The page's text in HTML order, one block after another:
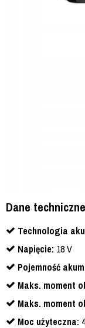
Dane
Technologia
Napięcie: 18 V
Pojemność
Maks. moment
Maks. moment
Moc użyteczna: